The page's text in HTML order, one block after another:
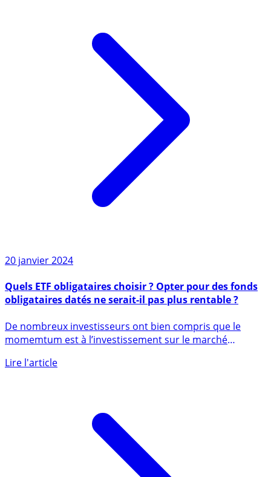
20 janvier 2024
obligataires datés ne serait-il pas plus rentable ?
momemtum est à l’investissement sur le marché